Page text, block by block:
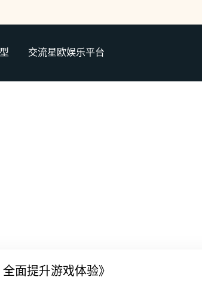
交流星欧娱乐平台
面提升游戏体验》